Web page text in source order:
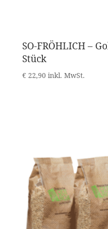
SO-FRÖHLICH –
Stück
€22,90 inkl. MwSt.